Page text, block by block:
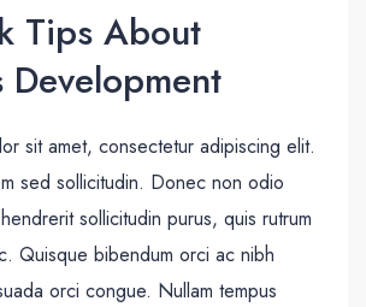
Tips About
Development
sit amet, consectetur adipiscing elit.
sed sollicitudin. Donec non odio
sollicitudin purus, quis rutrum
Quisque bibendum orci ac nibh
orci congue. Nullam tempus